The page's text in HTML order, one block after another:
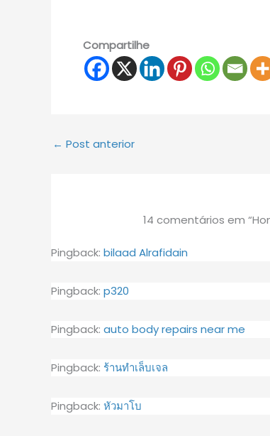
Compartilhe
← Post anterior
14 comentários em
Pingback: bilaad Alrafidain
Pingback: p320
Pingback: auto body repairs near me
Pingback: ร้านทำเล็บเจล
Pingback: หัวมาโบ